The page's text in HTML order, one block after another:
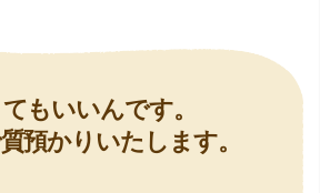
も宝石に詳しく、また中古市場の仕
嬉しかったです。鑑別も素早く驚き
いたします。(楽器等、様々なジャン
言に尽きます)
もいいんです。
預かりいたします。